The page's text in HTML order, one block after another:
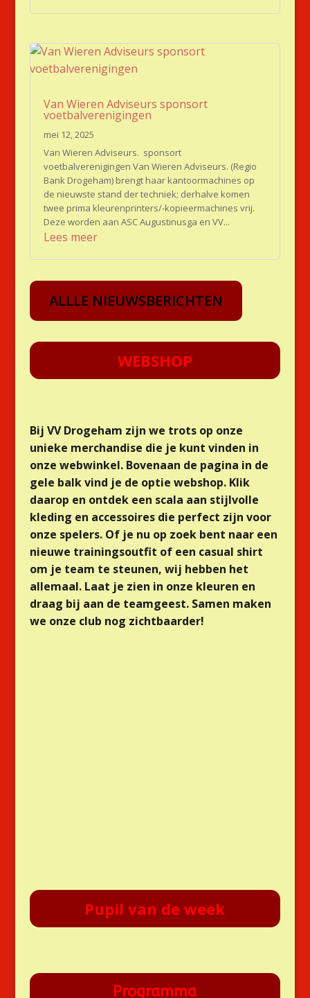
Van Wieren Adviseurs sponsort
voetbalverenigingen
mei 12, 2025
Van Wieren Adviseurs. sponsort
voetbalverenigingen Van Wieren Adviseurs. (Regio
Bank Drogeham) brengt haar kantoormachines op
de nieuwste stand der techniek; derhalve komen
twee prima kleurenprinters/-kopieermachines vrij.
Deze worden aan ASC Augustinusga en VV...
Lees meer
ALLLE NIEUWSBERICHTEN
WEBSHOP
Bij VV Drogeham zijn we trots op onze
unieke merchandise die je kunt vinden in
onze webwinkel. Bovenaan de pagina in de
gele balk vind je de optie webshop. Klik
daarop en ontdek een scala aan stijlvolle
kleding en accessoires die perfect zijn voor
onze spelers. Of je nu op zoek bent naar een
nieuwe trainingsoutfit of een casual shirt
om je team te steunen, wij hebben het
allemaal. Laat je zien in onze kleuren en
draag bij aan de teamgeest. Samen maken
we onze club nog zichtbaarder!
Pupil van de week
Programma